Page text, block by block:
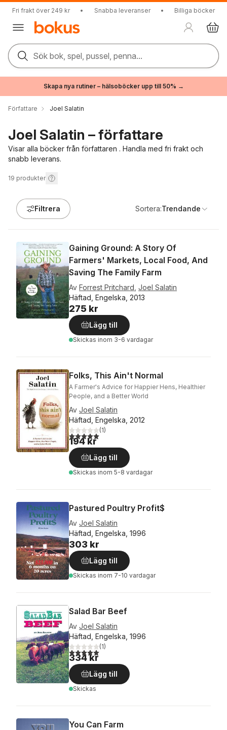
Fri frakt över 249 kr • Snabba leveranser • Billiga böcker
Sök bok, spel, pussel, penna...
Skapa nya rutiner – hälsoböcker upp till 50% →
Författare Joel Salatin
Joel Salatin – författare
Visar alla böcker från författaren . Handla med fri frakt och
snabb leverans.
19 produkter
Filtrera Sortera:Trendande
Gaining Ground: A Story Of
Farmers' Markets, Local Food, And
Saving The Family Farm
Av Forrest Pritchard Joel Salatin
Häftad, Engelska, 2013
275 kr
Lägg till
Skickas inom 3-6 vardagar
Folks, This Ain't Normal
A Farmer's Advice for Happier Hens, Healthier
People, and a Better World
Av Joel Salatin
Häftad, Engelska, 2012
5,0utav 5 stjärnor. Totalt antal röster:
(1)
194 kr
Lägg till
Skickas inom 5-8 vardagar
Pastured Poultry Profit$
Av Joel Salatin
Häftad, Engelska, 1996
303 kr
Lägg till
Skickas inom 7-10 vardagar
Salad Bar Beef
Av Joel Salatin
Häftad, Engelska, 1996
5,0utav 5 stjärnor. Totalt antal röster:
(1)
334 kr
Lägg till
Skickas
You Can Farm